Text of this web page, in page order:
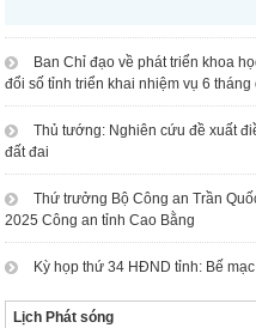
Ban Chỉ đạo về phát triển khoa
đổi số tỉnh triển khai nhiệm vụ 6 tháng
Thủ tướng: Nghiên cứu đề xuất
đất đai
Thứ trưởng Bộ Công an Trần
2025 Công an tỉnh Cao Bằng
Kỳ họp thứ 34 HĐND tỉnh: Bế
Lịch Phát sóng